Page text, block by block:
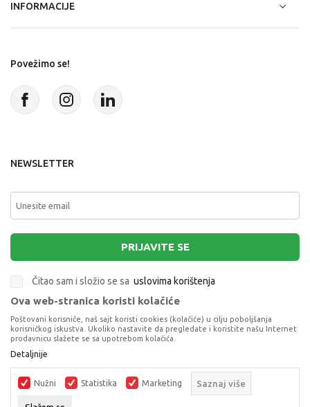
INFORMACIJE
Povežimo se!
NEWSLETTER
PRIJAVITE SE
Čitao sam i složio se sa uslovima korištenja
Terms of Serviceapply.
Ova web-stranica koristi kolačiće
Poštovani korisniče, naš sajt koristi cookies (kolačiće) u cilju poboljšanja
korisničkog iskustva. Ukoliko nastavite da pregledate i koristite našu Internet
prodavnicu slažete se sa upotrebom kolačića.
Detaljnije
Nužni Statistika Marketing Saznaj više